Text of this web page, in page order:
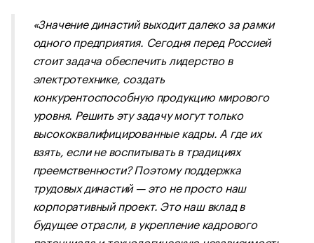
«Значение династий выходит далеко за рамки
одного предприятия. Сегодня перед Россией
стоит задача обеспечить лидерство в
электротехнике, создать
конкурентоспособную продукцию мирового
уровня. Решить эту задачу могут только
высококвалифицированные кадры. А где их
взять, если не воспитывать в традициях
преемственности? Поэтому поддержка
трудовых династий — это не просто наш
корпоративный проект. Это наш вклад в
будущее отрасли, в укрепление кадрового